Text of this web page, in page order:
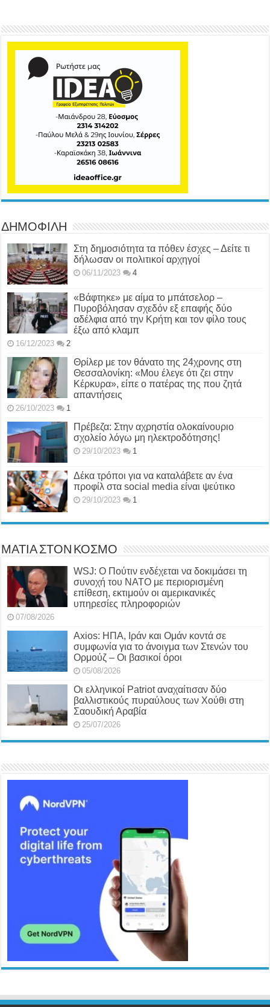
ΔΗΜΟΦΙΛΗ
Στη δημοσιότητα τα πόθεν έσχες – Δείτε τι
δήλωσαν οι πολιτικοί αρχηγοί
06/11/2023 4
«Βάφτηκε» με αίμα το μπάτσελορ –
Πυροβόλησαν σχεδόν εξ επαφής δύο
αδέλφια από την Κρήτη και τον φίλο τους
έξω από κλαμπ
16/12/2023 2
Θρίλερ με τον θάνατο της 24χρονης στη
Θεσσαλονίκη: «Μου έλεγε ότι ζει στην
Κέρκυρα», είπε ο πατέρας της που ζητά
απαντήσεις
26/10/2023 1
Πρέβεζα: Στην αχρηστία ολοκαίνουριο
σχολείο λόγω μη ηλεκτροδότησης!
29/10/2023 1
Δέκα τρόποι για να καταλάβετε αν ένα
προφίλ στα social media είναι ψεύτικο
29/10/2023 1
ΜΑΤΙΑ ΣΤΟΝ ΚΟΣΜΟ
WSJ: Ο Πούτιν ενδέχεται να δοκιμάσει τη
συνοχή του ΝΑΤΟ με περιορισμένη
επίθεση, εκτιμούν οι αμερικανικές
υπηρεσίες πληροφοριών
07/08/2026
Axios: ΗΠΑ, Ιράν και Ομάν κοντά σε
συμφωνία για το άνοιγμα των Στενών του
Ορμούζ – Οι βασικοί όροι
05/08/2026
Οι ελληνικοί Patriot αναχαίτισαν δύο
βαλλιστικούς πυραύλους των Χούθι στη
Σαουδική Αραβία
25/07/2026